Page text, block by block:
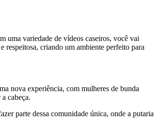
uma variedade de vídeos caseiros, você vai
respeitosa, criando um ambiente perfeito para
nova experiência, com mulheres de bunda
cabeça.
parte dessa comunidade única, onde a putaria